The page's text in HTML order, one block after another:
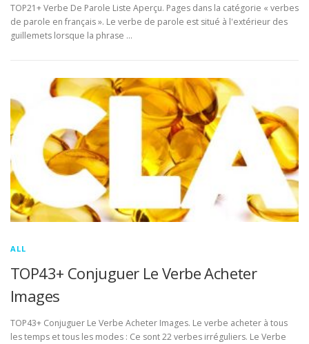
TOP21+ Verbe De Parole Liste Aperçu. Pages dans la catégorie « verbes
de parole en français ». Le verbe de parole est situé à l'extérieur des
guillemets lorsque la phrase …
ALL
TOP43+ Conjuguer Le Verbe Acheter
Images
TOP43+ Conjuguer Le Verbe Acheter Images. Le verbe acheter à tous
les temps et tous les modes : Ce sont 22 verbes irréguliers. Le Verbe